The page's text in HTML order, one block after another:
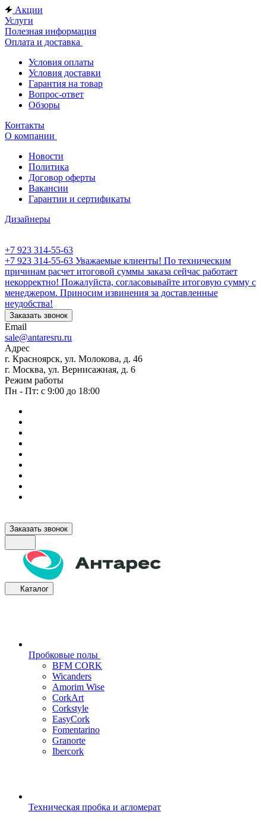
Акции
Услуги
Полезная информация
Оплата и доставка
Условия оплаты
Условия доставки
Гарантия на товар
Вопрос-ответ
Обзоры
Контакты
О компании
Новости
Политика
Договор оферты
Вакансии
Гарантии и сертификаты
Дизайнеры
+7 923 314-55-63
+7 923 314-55-63 Уважаемые клиенты! По техническим
причинам расчет итоговой суммы заказа сейчас работает
некорректно! Пожалуйста, согласовывайте итоговую сумму с
менеджером. Приносим извинения за доставленные
неудобства!
Заказать звонок
Email
sale@antaresru.ru
Адрес
г. Красноярск, ул. Молокова, д. 46
г. Москва, ул. Вернисажная, д. 6
Режим работы
Пн - Пт: с 9:00 до 18:00
Заказать звонок
Каталог
Пробковые полы
BFM CORK
Wicanders
Amorim Wise
CorkArt
Corkstyle
EasyCork
Fomentarino
Granorte
Ibercork
Техническая пробка и агломерат